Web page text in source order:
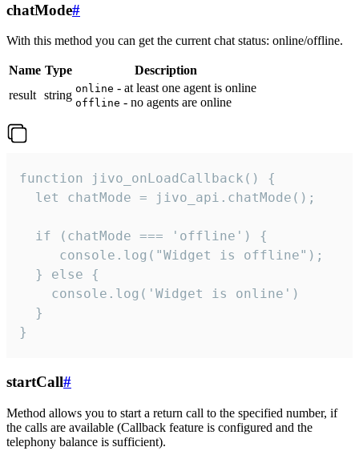
chatMode#
With this method you can get the current chat status: online/offline.
Name Type
Description
result string online - at least one agent is online
offline - no agents are online
function jivo_onLoadCallback() {
  let chatMode = jivo_api.chatMode();
  if (chatMode === 'offline') {
     console.log("Widget is offline");
  } else {
    console.log('Widget is online')
  }
}
startCall#
Method allows you to start a return call to the specified number, if
the calls are available (Callback feature is configured and the
telephony balance is sufficient).